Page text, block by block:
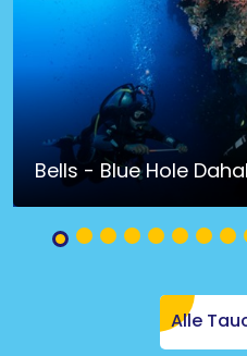
Bells - Blue Hole
Alle